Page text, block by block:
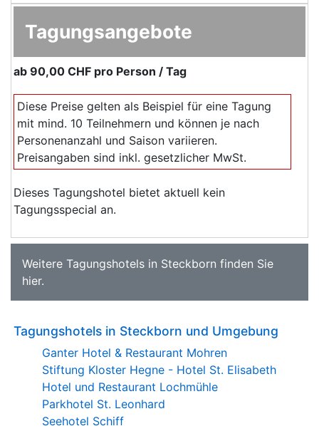
Tagungsangebote
ab 90,00 CHF pro Person / Tag
Diese Preise gelten als Beispiel für eine Tagung
mit mind. 10 Teilnehmern und können je nach
Personenanzahl und Saison variieren.
Preisangaben sind inkl. gesetzlicher MwSt.
Dieses Tagungshotel bietet aktuell kein
Tagungsspecial an.
Weitere Tagungshotels in Steckborn finden Sie
hier.
Tagungshotels in Steckborn und Umgebung
Ganter Hotel & Restaurant Mohren
Stiftung Kloster Hegne - Hotel St. Elisabeth
Hotel und Restaurant Lochmühle
Parkhotel St. Leonhard
Seehotel Schiff